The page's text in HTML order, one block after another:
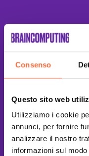
Consenso
Questo sito web
Utilizziamo i cookie
annunci, per fornire
analizzare il nostro
informazioni sul